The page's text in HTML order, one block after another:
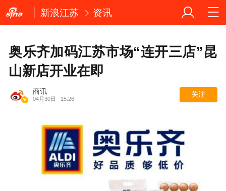
新浪江苏 资讯
奥乐齐加码江苏市场“连开三店”昆
山新店开业在即
商讯
04月30日 15:26
关注